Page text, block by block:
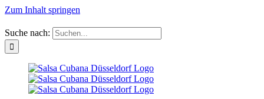
Zum Inhalt springen
Suche nach: